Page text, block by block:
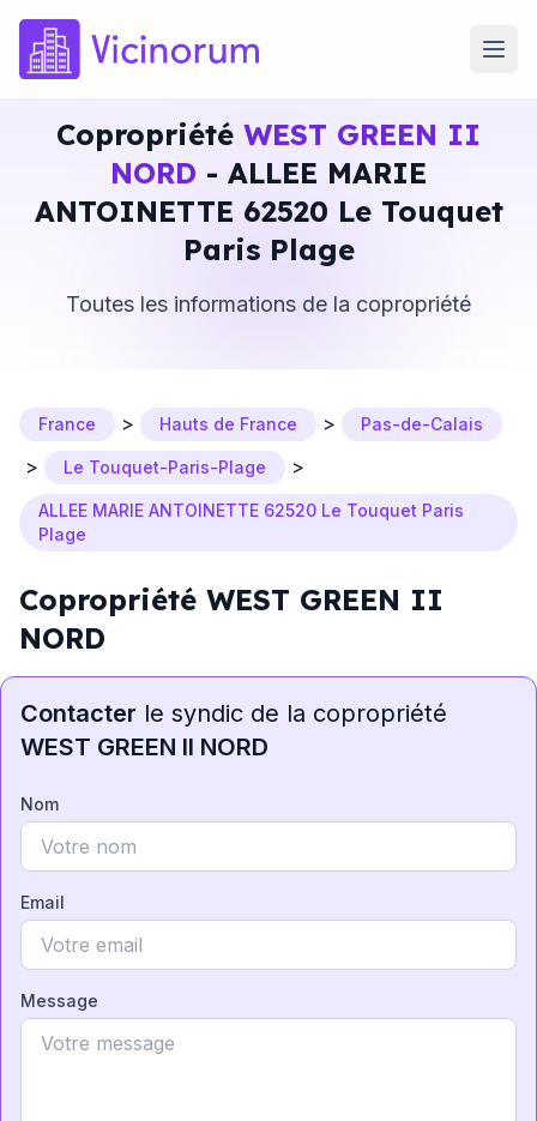
Copropriété WEST GREEN II
NORD - ALLEE MARIE
ANTOINETTE 62520 Le Touquet
Paris Plage
Toutes les informations de la copropriété
France > Hauts de France > Pas-de-Calais
> Le Touquet-Paris-Plage >
ALLEE MARIE ANTOINETTE 62520 Le Touquet Paris
Plage
Copropriété WEST GREEN II
NORD
Contacter le syndic de la copropriété
WEST GREEN II NORD
Nom
Email
Message